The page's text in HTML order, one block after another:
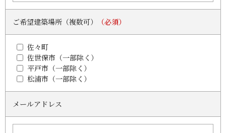
ご希望建築場所（複数可） （必須）
佐々町
佐世保市（一部除く）
平戸市（一部除く）
松浦市（一部除く）
メールアドレス